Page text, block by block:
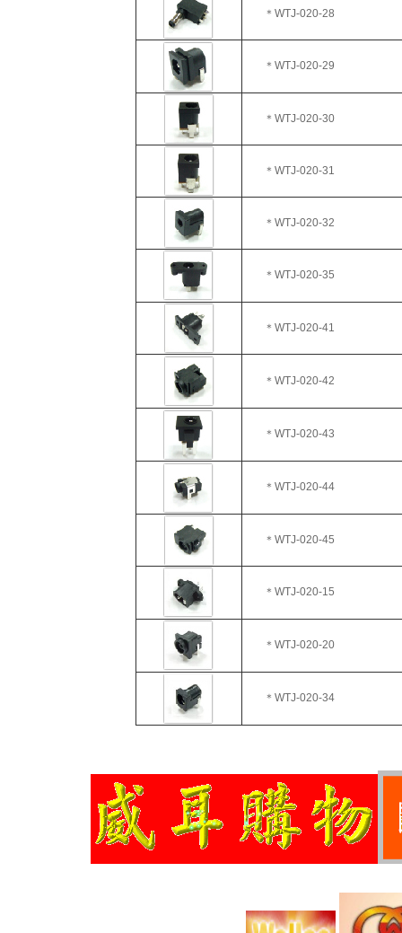
＊WTJ-020-28
＊WTJ-020-29
＊WTJ-020-30
＊WTJ-020-31
＊WTJ-020-32
＊WTJ-020-35
＊WTJ-020-41
＊WTJ-020-42
＊WTJ-020-43
＊WTJ-020-44
＊WTJ-020-45
＊WTJ-020-15
＊WTJ-020-20
＊WTJ-020-34